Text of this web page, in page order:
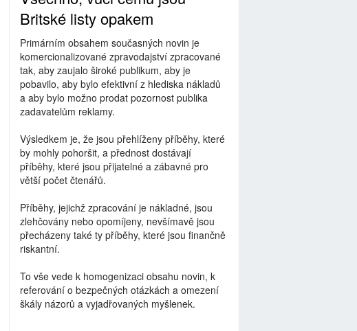
Britské listy opakem
Primárním obsahem současných novin je
komercionalizované zpravodajství zpracované
tak, aby zaujalo široké publikum, aby je
pobavilo, aby bylo efektivní z hlediska nákladů
a aby bylo možno prodat pozornost publika
zadavatelům reklamy.
Výsledkem je, že jsou přehlíženy příběhy, které
by mohly pohoršit, a přednost dostávají
příběhy, které jsou přijatelné a zábavné pro
větší počet čtenářů.
Příběhy, jejichž zpracování je nákladné, jsou
zlehčovány nebo opomíjeny, nevšímavě jsou
přecházeny také ty příběhy, které jsou finančně
riskantní.
To vše vede k homogenizaci obsahu novin, k
referování o bezpečných otázkách a omezení
škály názorů a vyjadřovaných myšlenek.